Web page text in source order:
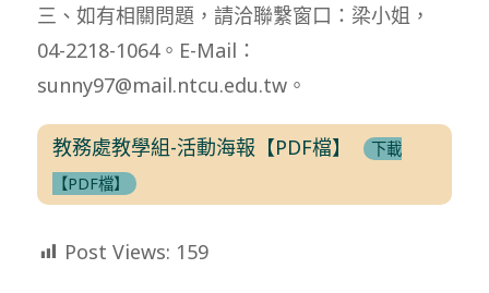
三、如有相關問題，請洽聯繫窗口：梁小姐，
04-2218-1064。E-Mail：
sunny97@mail.ntcu.edu.tw。
教務處教學組-活動海報【PDF檔】
下載
【PDF檔】
Post Views: 159